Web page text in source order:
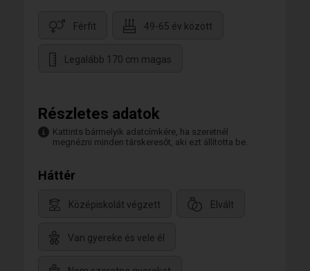
A Rv-nal rendszer jelenleg nem engedi hogy akár az
előfizető tagoknak válaszolni tudjak.
paramétereimet figyelembe veszi. Amire
válaszolhatok.
Férfit 49-65 év között
Legalább 170 cm magas
Részletes adatok
Kattints bármelyik adatcímkére, ha szeretnél
megnézni minden társkeresőt, aki ezt állította be.
Háttér
Középiskolát végzett Elvált
Van gyereke és vele él